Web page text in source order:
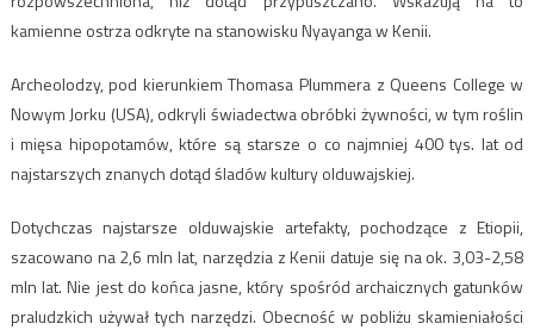
kamienne ostrza odkryte na stanowisku Nyayanga w Kenii.
Archeolodzy, pod kierunkiem Thomasa Plummera z Queens College w
Nowym Jorku (USA), odkryli świadectwa obróbki żywności, w tym roślin
i mięsa hipopotamów, które są starsze o co najmniej 400 tys. lat od
najstarszych znanych dotąd śladów kultury olduwajskiej.
Dotychczas najstarsze olduwajskie artefakty, pochodzące z Etiopii,
szacowano na 2,6 mln lat, narzędzia z Kenii datuje się na ok. 3,03-2,58
mln lat. Nie jest do końca jasne, który spośród archaicznych gatunków
praludzkich używał tych narzędzi. Obecność w pobliżu skamieniałości